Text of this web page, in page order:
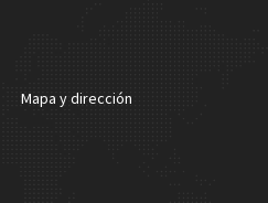
Mapa y dirección